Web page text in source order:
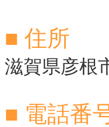
■ 住所
滋賀県彦根
■ 電話番